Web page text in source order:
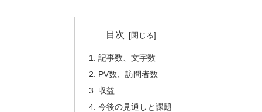
目次
記事数、文字数
PV数、訪問者数
収益
今後の見通しと課題